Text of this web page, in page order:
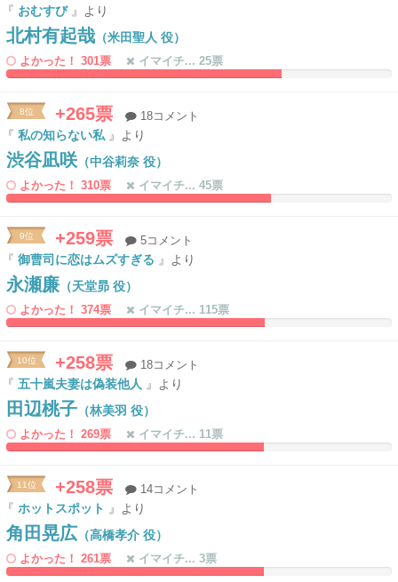
『 おむすび 』より
北村有起哉 （米田聖人 役）
よかった！ 301票
イマイチ... 25票
71.502590673575%
0%
8位 +265票 18コメント
『 私の知らない私 』より
渋谷凪咲 （中谷莉奈 役）
よかった！ 310票
イマイチ... 45票
68.652849740933%
0%
9位 +259票 5コメント
『 御曹司に恋はムズすぎる 』より
永瀬廉 （天堂昴 役）
よかった！ 374票
イマイチ... 115票
67.098445595855%
0%
10位 +258票 18コメント
『 五十嵐夫妻は偽装他人 』より
田辺桃子 （林美羽 役）
よかった！ 269票
イマイチ... 11票
66.839378238342%
0%
11位 +258票 14コメント
『 ホットスポット 』より
角田晃広 （高橋孝介 役）
よかった！ 261票
イマイチ... 3票
66.839378238342%
0%